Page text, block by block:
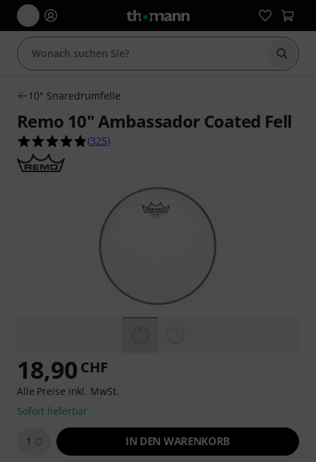
Suche
10" Snaredrumfelle
Remo 10" Ambassador Coated Fell
4.8 von 5 Sternen aus 325 Kundenbewertungen
(325)
18,90 CHF
Alle Preise inkl. MwSt.
Sofort lieferbar
1 IN DEN WARENKORB